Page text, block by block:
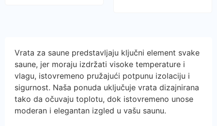
Vrata za saune predstavljaju ključni element svake
saune, jer moraju izdržati visoke temperature i
vlagu, istovremeno pružajući potpunu izolaciju i
sigurnost. Naša ponuda uključuje vrata dizajnirana
tako da očuvaju toplotu, dok istovremeno unose
moderan i elegantan izgled u vašu saunu.